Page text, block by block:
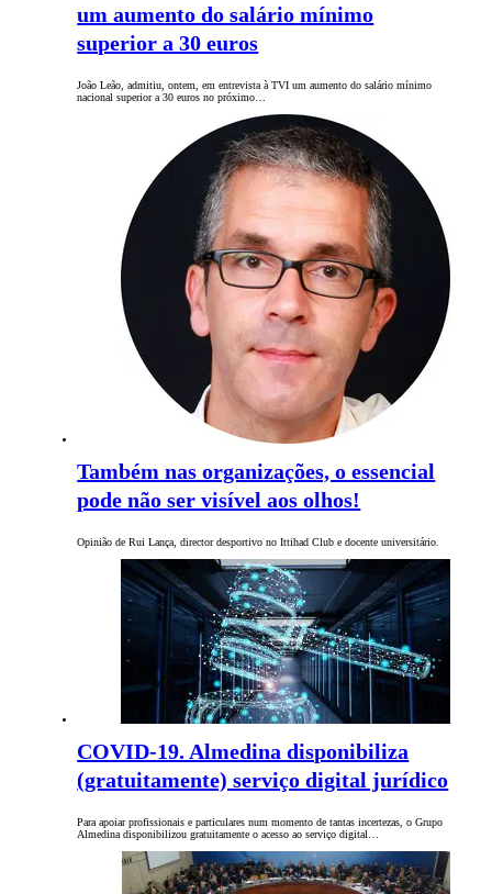
um aumento do salário mínimo
superior a 30 euros
João Leão, admitiu, ontem, em entrevista à TVI um aumento do salário mínimo
nacional superior a 30 euros no próximo…
Também nas organizações, o essencial
pode não ser visível aos olhos!
Opinião de Rui Lança, director desportivo no Ittihad Club e docente universitário.
COVID-19. Almedina disponibiliza
(gratuitamente) serviço digital jurídico
Para apoiar profissionais e particulares num momento de tantas incertezas, o Grupo
Almedina disponibilizou gratuitamente o acesso ao serviço digital…